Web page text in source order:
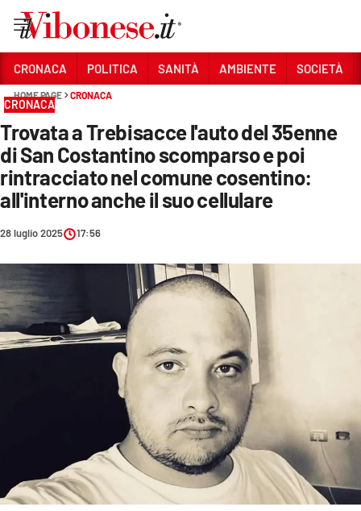
Sezioni
CRONACA
POLITICA
SANITÀ
AMBIENTE
SOCIETÀ
CULTURA
ECONOMIA E LAVORO
LAC TV
CRONACA POLITICA SANITÀ AMBIENTE SOCIETÀ
HOME PAGE CRONACA
CRONACA
Trovata a Trebisacce l'auto del 35enne
di San Costantino scomparso e poi
rintracciato nel comune cosentino:
all'interno anche il suo cellulare
28 luglio 2025 17:56